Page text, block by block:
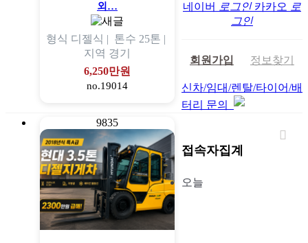
외…
형식 디젤식 | 톤수 25톤 |
지역 경기
6,250만원
no.19014
9835
네이버 로그인 카카오 로
그인
회원가입 정보찾기
신차/임대/렌탈/타이어/배
터리 문의
접속자집계
오늘